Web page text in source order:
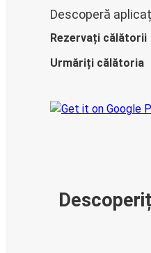
Descoperă
Rezervați călătorii
Urmăriți călătoria